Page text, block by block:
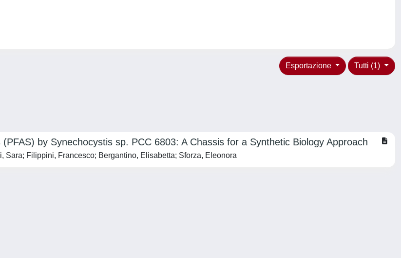
Tutti (1)
Esportazione
by Synechocystis sp. PCC 6803: A Chassis for a Synthetic Biology Approach
Filippini, Francesco; Bergantino, Elisabetta; Sforza, Eleonora